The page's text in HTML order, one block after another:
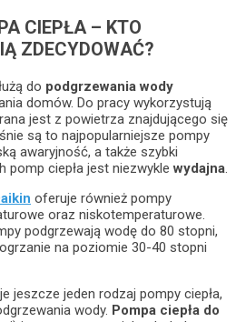
CIEPŁA – KTO
ZDECYDOWAĆ?
do podgrzewania wody
domów. Do pracy wykorzystują
jest z powietrza znajdującego się
są to najpopularniejsze pompy
awaryjność, a także szybki
pomp ciepła jest niezwyklewydajna
oferuje również pompy
oraz niskotemperaturowe.
podgrzewają wodę do 80 stopni,
na poziomie 30-40 stopni
jeszcze jeden rodzaj pompy ciepła,
wody. Pompa ciepła do